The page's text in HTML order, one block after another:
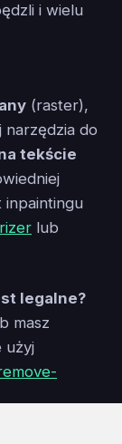
i wielu
(raster),
do
tekście
inpaintingu
lub
legalne?
masz
użyj